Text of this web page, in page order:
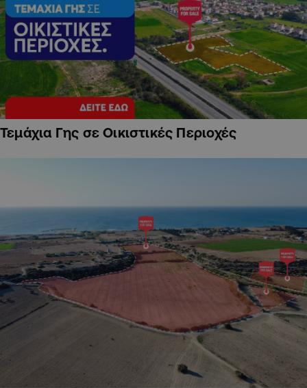
Τεμάχια Γης σε Οικιστικές Περιοχές